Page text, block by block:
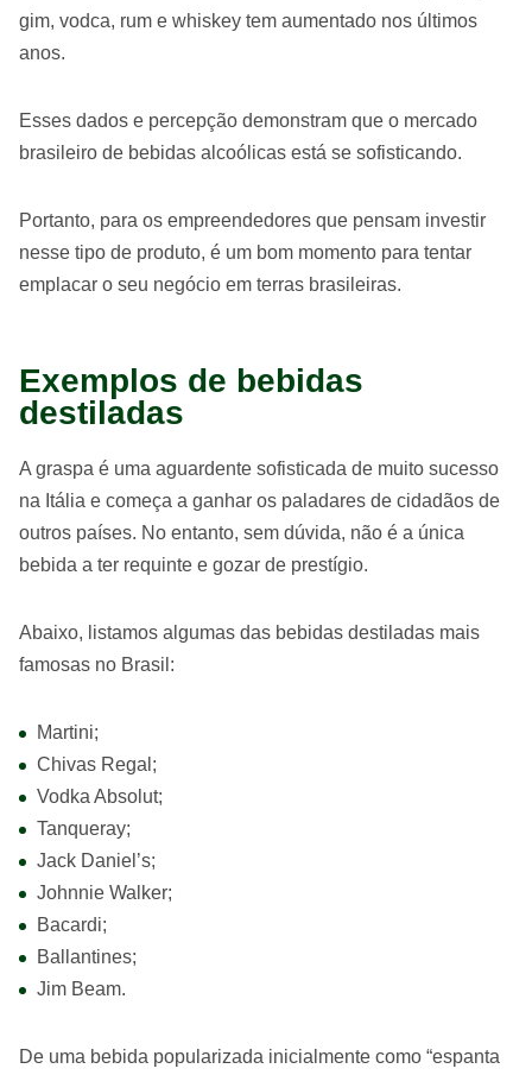
gim, vodca, rum e whiskey tem aumentado nos últimos
anos.
Esses dados e percepção demonstram que o mercado
brasileiro de bebidas alcoólicas está se sofisticando.
Portanto, para os empreendedores que pensam investir
nesse tipo de produto, é um bom momento para tentar
emplacar o seu negócio em terras brasileiras.
Exemplos de bebidas
destiladas
A graspa é uma aguardente sofisticada de muito sucesso
na Itália e começa a ganhar os paladares de cidadãos de
outros países. No entanto, sem dúvida, não é a única
bebida a ter requinte e gozar de prestígio.
Abaixo, listamos algumas das bebidas destiladas mais
famosas no Brasil:
Martini;
Chivas Regal;
Vodka Absolut;
Tanqueray;
Jack Daniel’s;
Johnnie Walker;
Bacardi;
Ballantines;
Jim Beam.
De uma bebida popularizada inicialmente como “espanta